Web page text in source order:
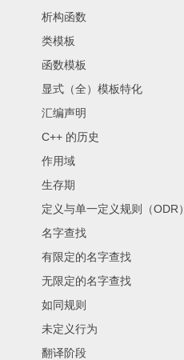
析构函数
类模板
函数模板
显式（全）模板特化
汇编声明
C++ 的历史
作用域
生存期
定义与单一定义规则（ODR）
名字查找
有限定的名字查找
无限定的名字查找
如同规则
未定义行为
翻译阶段